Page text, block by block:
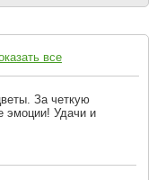
все
За четкую
эмоции! Удачи и